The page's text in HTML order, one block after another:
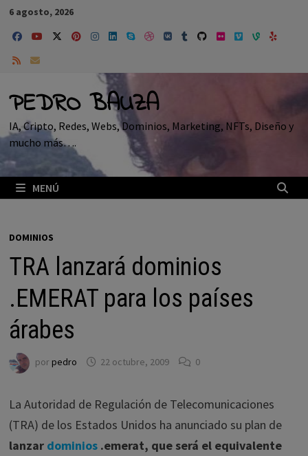
Saltar
contenido
6 agosto, 2026
PEDRO BAUZA
IA, Cripto, Redes, Webs, Dominios, Marketing, NFTs, Diseño y
mucho más….
MENÚ
DOMINIOS
TRA lanzará dominios
.EMERAT para los países
árabes
porpedro 22 octubre, 2009 0
La Autoridad de Regulación de Telecomunicaciones
(TRA) de los Estados Unidos ha anunciado su plan de
lanzar dominios.emerat, que será el equivalente